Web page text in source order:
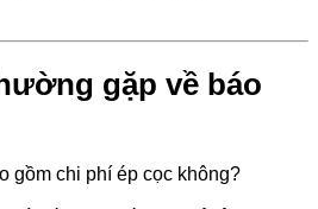
gặp về báo
gồm chi phí ép cọc không?